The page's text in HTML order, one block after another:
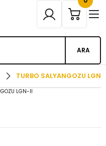
ARA
TURBO SALYANGOZU